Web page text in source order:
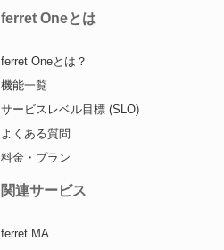
ferret Oneとは
ferret Oneとは？
機能一覧
サービスレベル目標 (SLO)
よくある質問
料金・プラン
関連サービス
ferret MA